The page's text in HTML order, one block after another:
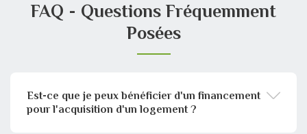
FAQ - Questions Fréquemment
Posées
Est-ce que je peux bénéficier d'un financement
pour l'acquisition d'un logement ?